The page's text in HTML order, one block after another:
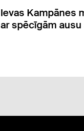
Ievas Kampānes
ar spēcīgām